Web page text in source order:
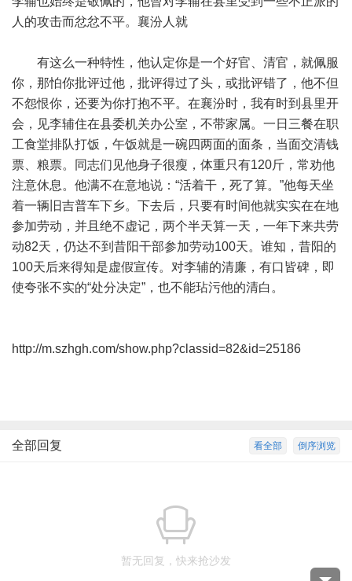
人的攻击而忿忿不平。襄汾人就
有这么一种特性，他认定你是一个好官、清官，就佩服
你，那怕你批评过他，批评得过了头，或批评错了，他不但
不怨恨你，还要为你打抱不平。在襄汾时，我有时到县里开
会，见李辅住在县委机关办公室，不带家属。一日三餐在职
工食堂排队打饭，午饭就是一碗四两面的面条，当面交清钱
票、粮票。同志们见他身子很瘦，体重只有120斤，常劝他
注意休息。他满不在意地说：“活着干，死了算。”他每天坐
着一辆旧吉普车下乡。下去后，只要有时间他就实实在在地
参加劳动，并且绝不虚记，两个半天算一天，一年下来共劳
动82天，仍达不到昔阳干部参加劳动100天。谁知，昔阳的
100天后来得知是虚假宣传。对李辅的清廉，有口皆碑，即
使夸张不实的“处分决定”，也不能玷污他的清白。
http://m.szhgh.com/show.php?classid=82&id=25186
倒序浏览
看全部
全部回复
暂无回复，快来抢沙发